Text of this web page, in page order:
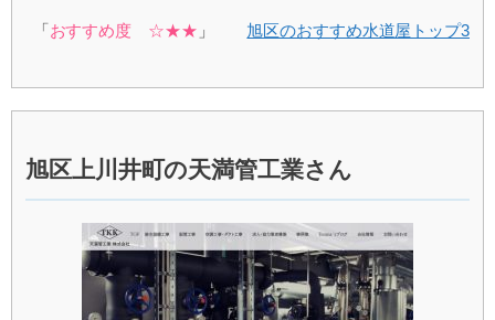
「おすすめ度 ☆★★ 」 旭区のおすすめ水道屋トップ3
旭区上川井町の天満管工業さん